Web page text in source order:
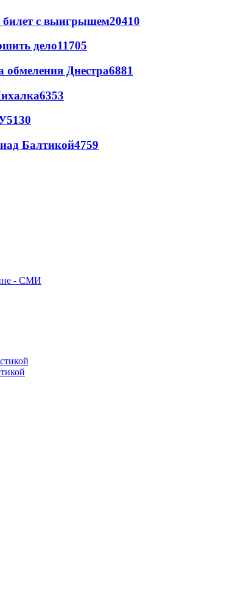
билет с выигрышем20410
дело11705
обмеления Днестра6881
6353
5130
Балтикой4759
- СМИ